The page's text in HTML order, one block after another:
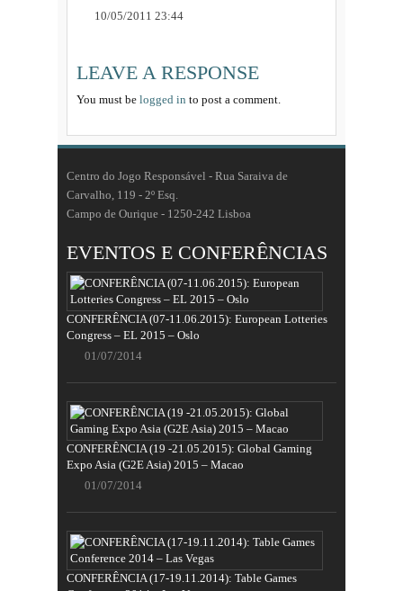
10/05/2011 23:44
LEAVE A RESPONSE
You must be logged in to post a comment.
Centro do Jogo Responsável - Rua Saraiva de
Carvalho, 119 - 2º Esq.
Campo de Ourique - 1250-242 Lisboa
EVENTOS E CONFERÊNCIAS
CONFERÊNCIA (07-11.06.2015): European Lotteries
Congress – EL 2015 – Oslo
01/07/2014
CONFERÊNCIA (19 -21.05.2015): Global Gaming
Expo Asia (G2E Asia) 2015 – Macao
01/07/2014
CONFERÊNCIA (17-19.11.2014): Table Games